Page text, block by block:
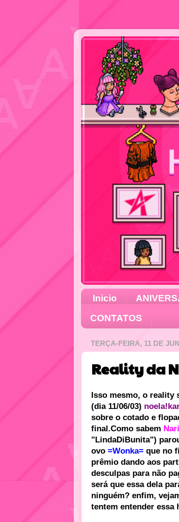
Inicio
CONTATOS
TERÇA-FEIRA, 11 DE
Reality da
Isso mesmo, o reality
(dia 11/06/03)
sobre o cotado e
final.Como sabem
"LindaDiBunita")
ovo =Wonka= que no
prêmio dando aos
desculpas para não
será que essa dela
ninguém? enfim,
tentem entender essa